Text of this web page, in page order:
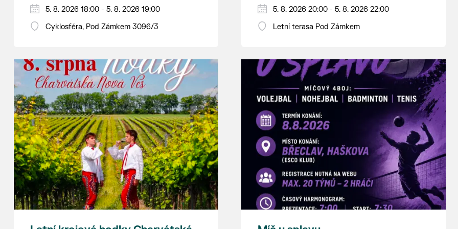
Hraje se jen za příznivého počasí.
Vstupné dobrovolné.
5. 8. 2026 18:00 - 5. 8. 2026 19:00
Cyklosféra, Pod Zámkem 3096/3
5. 8. 2026 20:00 - 5. 8. 2026 22:00
Letní terasa Pod Zámkem